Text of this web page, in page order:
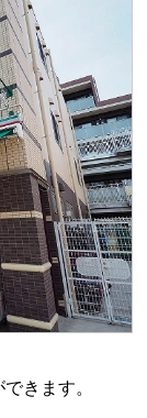
きます。